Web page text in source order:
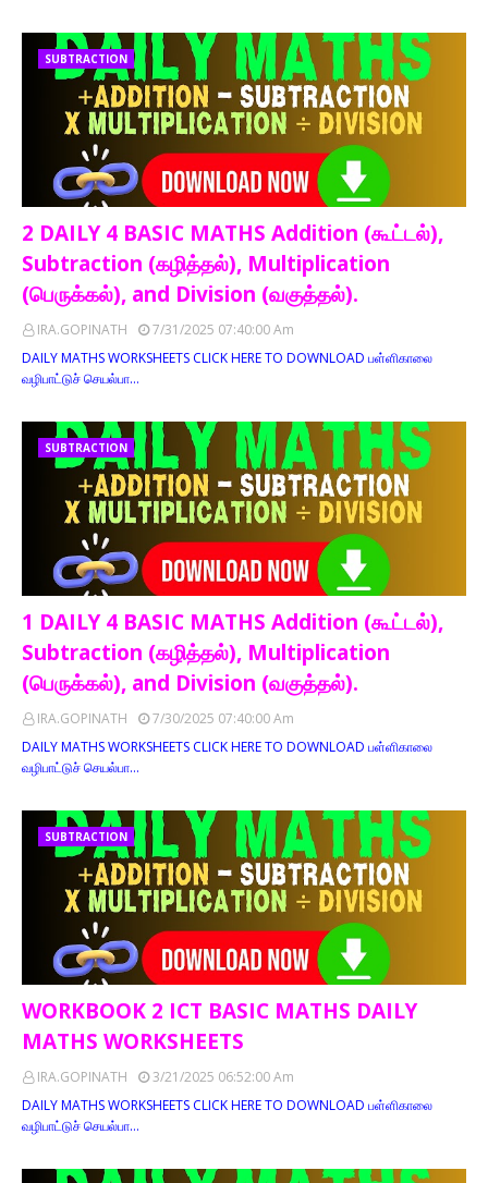
SUBTRACTION
2 DAILY 4 BASIC MATHS Addition (கூட்டல்),
Subtraction (கழித்தல்), Multiplication
(பெருக்கல்), and Division (வகுத்தல்).
IRA.GOPINATH
7/31/2025 07:40:00 Am
DAILY MATHS WORKSHEETS CLICK HERE TO DOWNLOAD பள்ளிகாலை
வழிபாட்டுச் செயல்பா…
SUBTRACTION
1 DAILY 4 BASIC MATHS Addition (கூட்டல்),
Subtraction (கழித்தல்), Multiplication
(பெருக்கல்), and Division (வகுத்தல்).
IRA.GOPINATH
7/30/2025 07:40:00 Am
DAILY MATHS WORKSHEETS CLICK HERE TO DOWNLOAD பள்ளிகாலை
வழிபாட்டுச் செயல்பா…
SUBTRACTION
WORKBOOK 2 ICT BASIC MATHS DAILY
MATHS WORKSHEETS
IRA.GOPINATH
3/21/2025 06:52:00 Am
DAILY MATHS WORKSHEETS CLICK HERE TO DOWNLOAD பள்ளிகாலை
வழிபாட்டுச் செயல்பா…